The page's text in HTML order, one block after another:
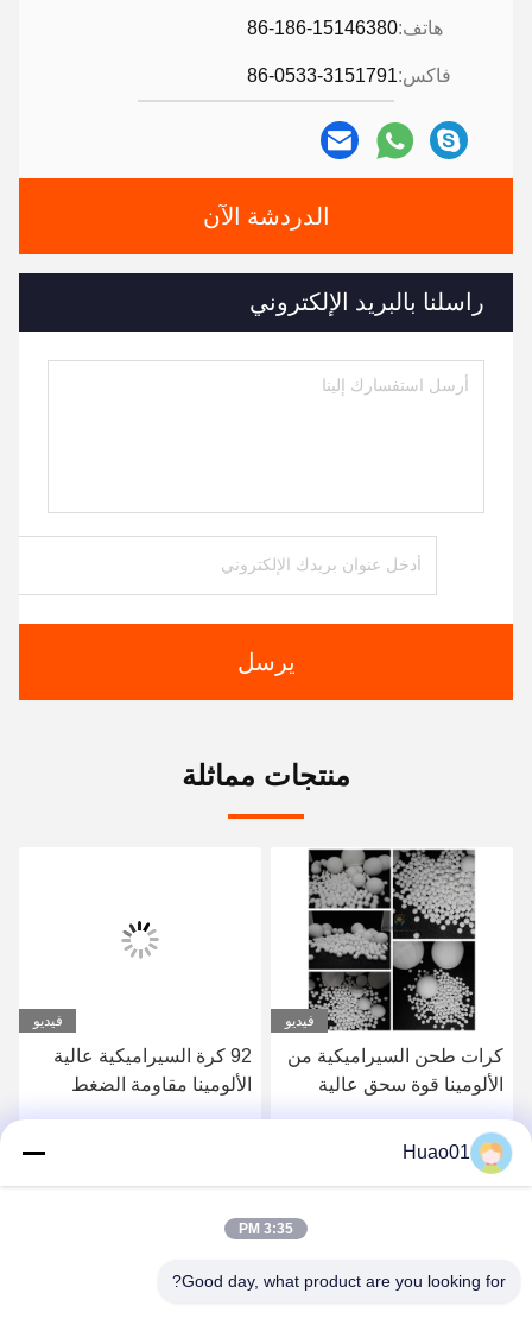
هاتف:86-186-15146380
فاكس:86-0533-3151791
الدردشة الآن
راسلنا بالبريد الإلكتروني
يرسل
منتجات مماثلة
فيديو
كرات طحن السيراميكية من
الألومينا قوة سحق عالية
فيديو
92 كرة السيراميكية عالية
الألومينا مقاومة الضغط
Huao01
3:35 PM
Good day, what product are you looking for?